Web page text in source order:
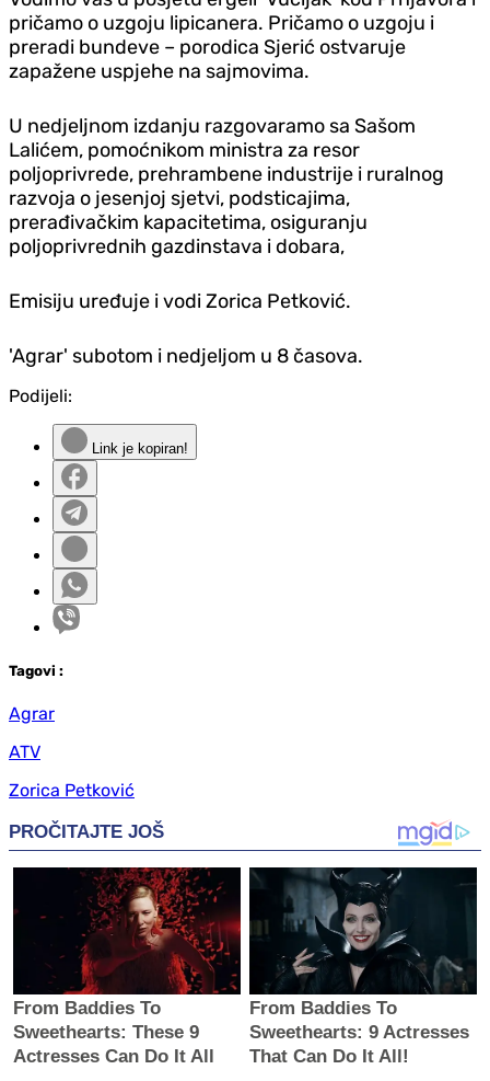
pričamo o uzgoju lipicanera. Pričamo o uzgoju i
preradi bundeve – porodica Sjerić ostvaruje
zapažene uspjehe na sajmovima.
U nedjeljnom izdanju razgovaramo sa Sašom
Lalićem, pomoćnikom ministra za resor
poljoprivrede, prehrambene industrije i ruralnog
razvoja o jesenjoj sjetvi, podsticajima,
prerađivačkim kapacitetima, osiguranju
poljoprivrednih gazdinstava i dobara,
Emisiju uređuje i vodi Zorica Petković.
'Agrar' subotom i nedjeljom u 8 časova.
Podijeli:
Link je kopiran!
Tagovi :
Agrar
ATV
Zorica Petković